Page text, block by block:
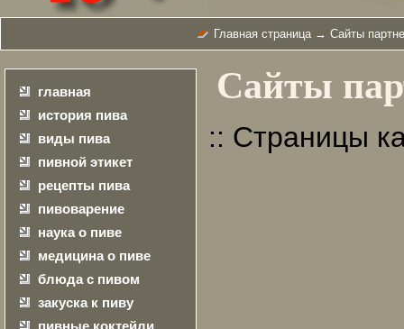
Главная страница→ Сайты
главная
история пива
виды пива
пивной этикет
рецепты пива
пивоварение
наука о пиве
медицина о пиве
блюда с пивом
закуска к пиву
пивные коктейли
Сайты
:: Страницы